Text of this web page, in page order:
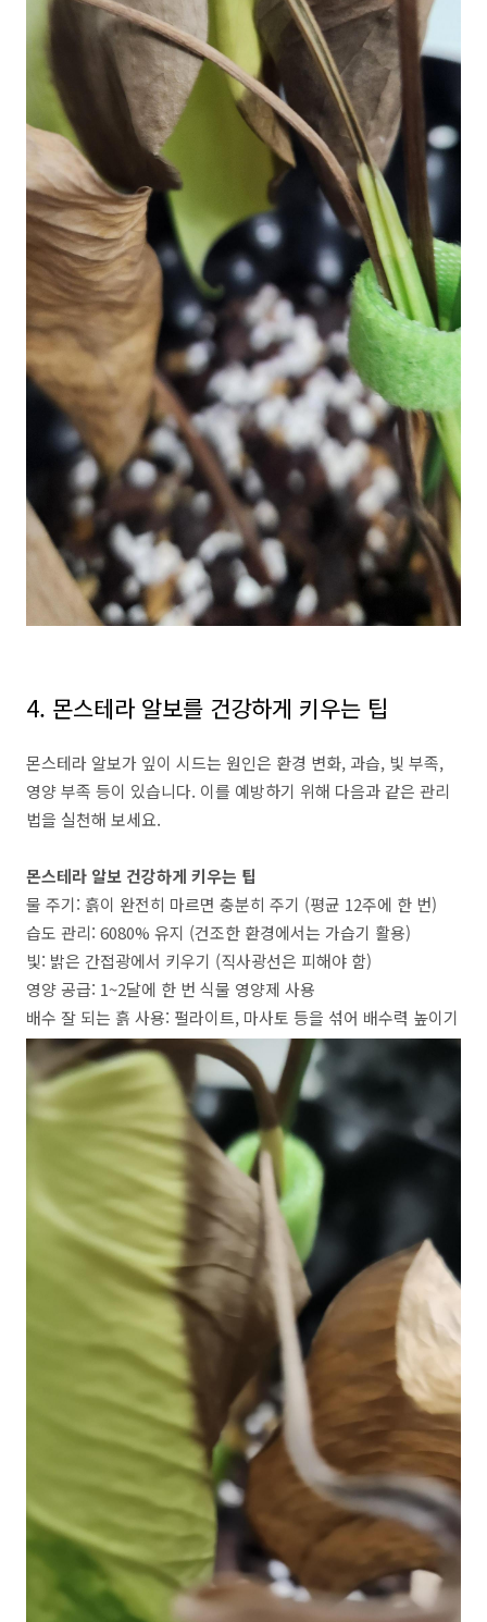
4. 몬스테라 알보를 건강하게 키우는 팁
몬스테라 알보가 잎이 시드는 원인은 환경 변화, 과습, 빛 부족,
영양 부족 등이 있습니다. 이를 예방하기 위해 다음과 같은 관리
법을 실천해 보세요.
몬스테라 알보 건강하게 키우는 팁
물 주기: 흙이 완전히 마르면 충분히 주기 (평균 12주에 한 번)
습도 관리: 6080% 유지 (건조한 환경에서는 가습기 활용)
빛: 밝은 간접광에서 키우기 (직사광선은 피해야 함)
영양 공급: 1~2달에 한 번 식물 영양제 사용
배수 잘 되는 흙 사용: 펄라이트, 마사토 등을 섞어 배수력 높이기